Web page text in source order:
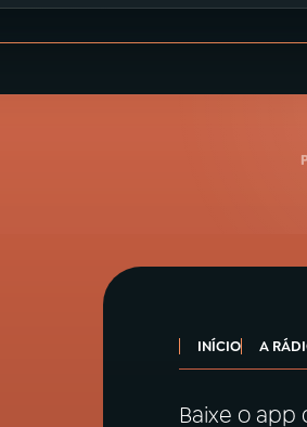
INÍCIO A
Baixe o app